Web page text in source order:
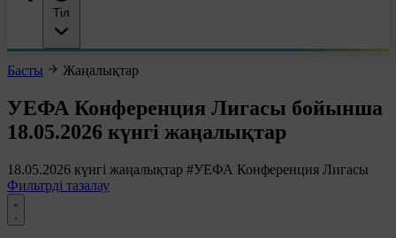
Тіл
Басты Жаңалықтар
УЕФА Конференция Лигасы бойынша
18.05.2026 күнгі жаңалықтар
18.05.2026 күнгі жаңалықтар #УЕФА Конференция Лигасы
Фильтрді тазалау